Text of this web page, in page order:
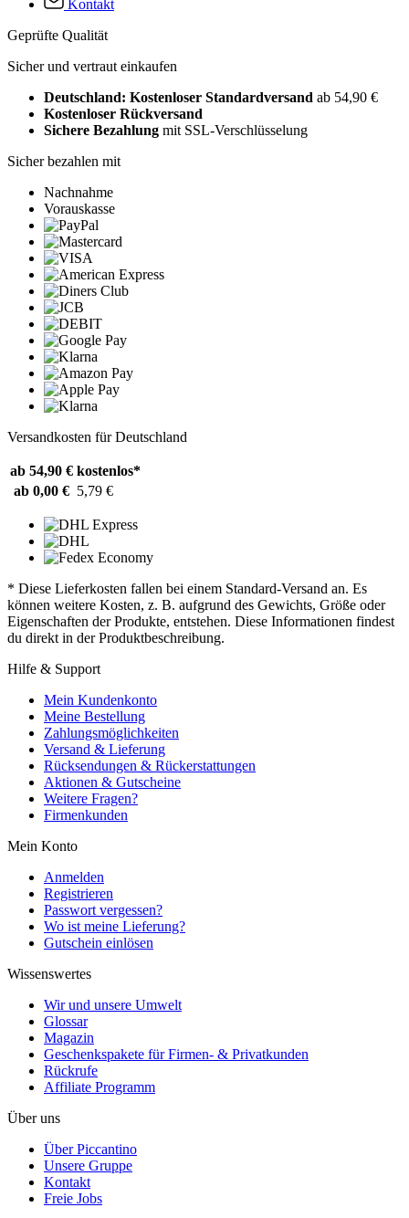
Kontakt
Geprüfte Qualität
Sicher und vertraut einkaufen
Deutschland: Kostenloser Standardversand ab 54,90 €
Kostenloser Rückversand
Sichere Bezahlung mit SSL-Verschlüsselung
Sicher bezahlen mit
Nachnahme
Vorauskasse
Versandkosten für Deutschland
ab 54,90 € kostenlos*
ab 0,00 € 5,79 €
* Diese Lieferkosten fallen bei einem Standard-Versand an. Es
können weitere Kosten, z. B. aufgrund des Gewichts, Größe oder
Eigenschaften der Produkte, entstehen. Diese Informationen findest
du direkt in der Produktbeschreibung.
Hilfe & Support
Mein Kundenkonto
Meine Bestellung
Zahlungsmöglichkeiten
Versand & Lieferung
Rücksendungen & Rückerstattungen
Aktionen & Gutscheine
Weitere Fragen?
Firmenkunden
Mein Konto
Anmelden
Registrieren
Passwort vergessen?
Wo ist meine Lieferung?
Gutschein einlösen
Wissenswertes
Wir und unsere Umwelt
Glossar
Magazin
Geschenkspakete für Firmen- & Privatkunden
Rückrufe
Affiliate Programm
Über uns
Über Piccantino
Unsere Gruppe
Kontakt
Freie Jobs